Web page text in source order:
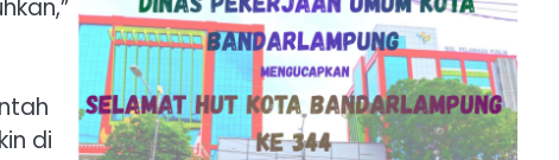
di